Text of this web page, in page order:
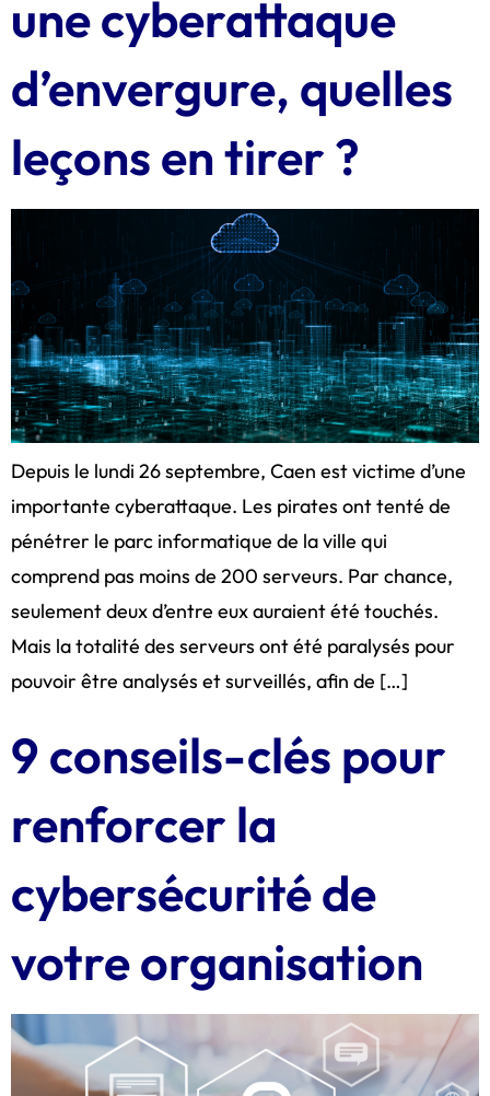
une cyberattaque
d’envergure, quelles
leçons en tirer ?
Depuis le lundi 26 septembre, Caen est victime d’une
importante cyberattaque. Les pirates ont tenté de
pénétrer le parc informatique de la ville qui
comprend pas moins de 200 serveurs. Par chance,
seulement deux d’entre eux auraient été touchés.
Mais la totalité des serveurs ont été paralysés pour
pouvoir être analysés et surveillés, afin de […]
9 conseils-clés pour
renforcer la
cybersécurité de
votre organisation